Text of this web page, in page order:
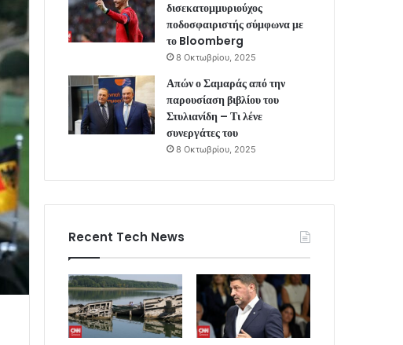
δισεκατομμυριούχος
ποδοσφαιριστής σύμφωνα με
το Bloomberg
8 Οκτωβρίου, 2025
Απών ο Σαμαράς από την
παρουσίαση βιβλίου του
Στυλιανίδη – Τι λένε
συνεργάτες του
8 Οκτωβρίου, 2025
Recent Tech News